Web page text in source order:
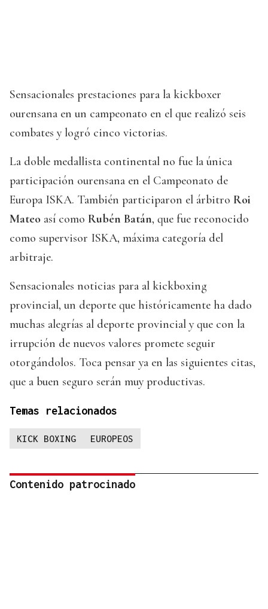
Sensacionales prestaciones para la kickboxer
ourensana en un campeonato en el que realizó seis
combates y logró cinco victorias.
La doble medallista continental no fue la única
participación ourensana en el Campeonato de
Europa ISKA. También participaron el árbitro Roi
Mateo así como Rubén Batán, que fue reconocido
como supervisor ISKA, máxima categoría del
arbitraje.
Sensacionales noticias para al kickboxing
provincial, un deporte que históricamente ha dado
muchas alegrías al deporte provincial y que con la
irrupción de nuevos valores promete seguir
otorgándolos. Toca pensar ya en las siguientes citas,
que a buen seguro serán muy productivas.
Temas relacionados
KICK BOXING EUROPEOS
Contenido patrocinado